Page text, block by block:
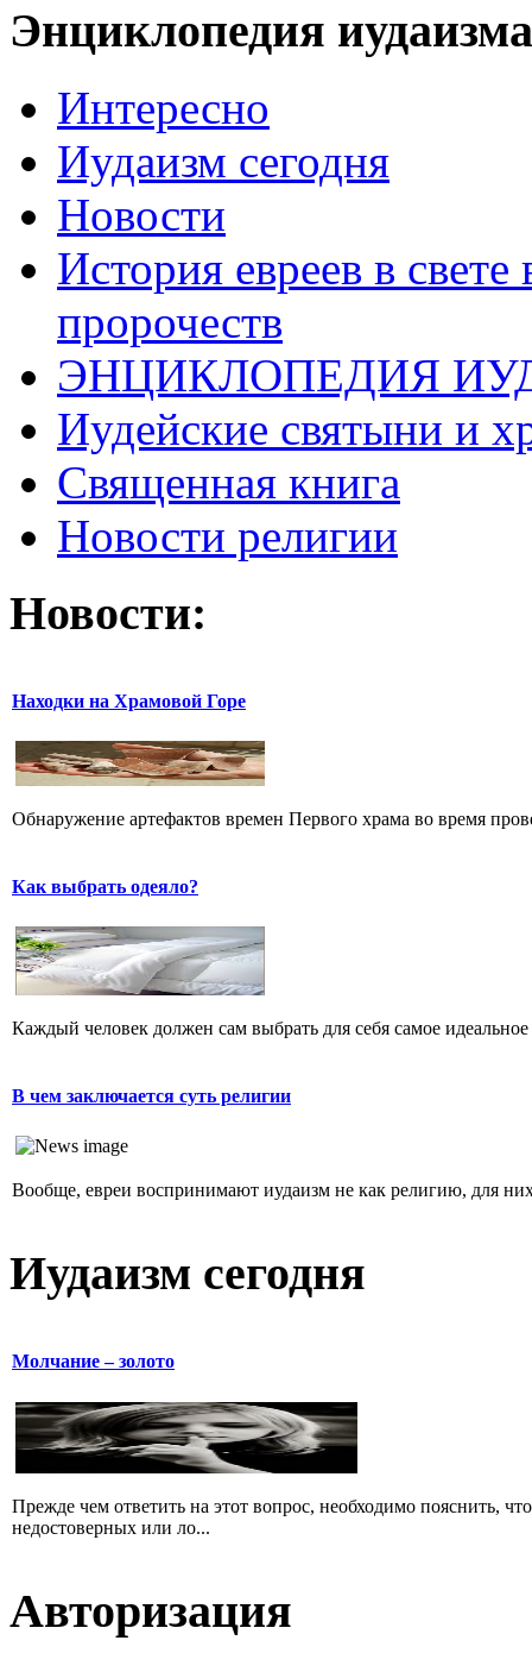
Энциклопедия иудаизма
Интересно
Иудаизм сегодня
Новости
История евреев в
пророчеств
ЭНЦИКЛОПЕДИЯ
Иудейские святыни и
Священная книга
Новости религии
Новости:
Находки на Храмовой Горе
Обнаружение артефактов времен Первого храма во время
Как выбрать одеяло?
Каждый человек должен сам выбрать для себя самое
В чем заключается суть религии
Вообще, евреи воспринимают иудаизм не как религию, для
Иудаизм сегодня
Молчание – золото
Прежде чем ответить на этот вопрос, необходимо пояснить,
недостоверных или ло...
Авторизация